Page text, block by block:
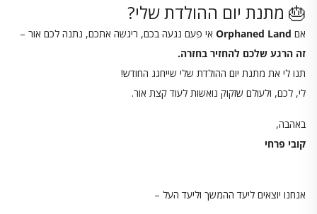
🎂 מתנת יום ההולדת שלי?
אם Orphaned Land אי פעם נגעה בכם, ריגשה אתכם, נתנה לכם אור –
זה הרגע שלכם להחזיר בחזרה.
תנו לי את מתנת יום ההולדת שלי שייחגג החודש!
לי, לכם, ולעולם שזקוק נואשות לעוד קצת אור.
באהבה,
קובי פרחי
אנחנו יוצאים ליעד ההמשך וליעד העל –